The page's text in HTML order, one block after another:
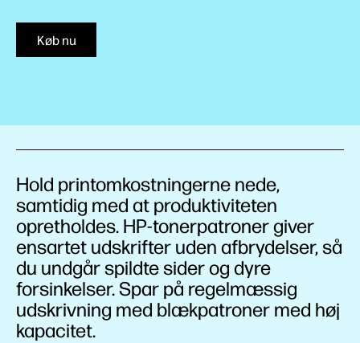
Køb nu
Hold printomkostningerne nede,
samtidig med at produktiviteten
opretholdes. HP-tonerpatroner giver
ensartet udskrifter uden afbrydelser, så
du undgår spildte sider og dyre
forsinkelser. Spar på regelmæssig
udskrivning med blækpatroner med høj
kapacitet.